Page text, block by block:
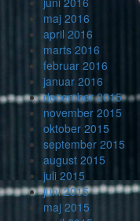
maj 2016
april 2016
marts 2016
februar 2016
januar 2016
december 2015
november 2015
oktober 2015
september 2015
august 2015
juli 2015
juni 2015
maj 2015